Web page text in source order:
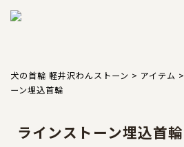
メルマガ登録・解除
犬の首輪 軽井沢わんストーン > アイテム >
ーン埋込首輪
ラインストーン埋込首輪